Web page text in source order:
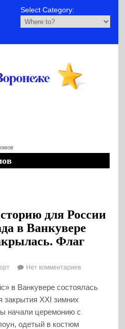
Select Category:
для России
в Ванкувере
Флаг
Нет комментариев
в Ванкувере состоялась
закрытия XXI зимних
начали церемонию с
одетый в костюм